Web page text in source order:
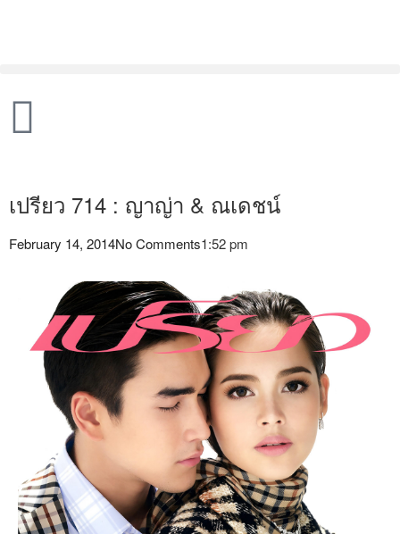
เปรียว 714 : ญาญ่า & ณเดชน์
February 14, 2014No Comments1:52 pm